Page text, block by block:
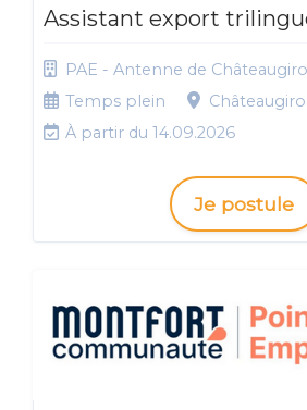
Assistant export
PAE - Antenne de
Temps plein
À partir du 14.09.2026
Je postule